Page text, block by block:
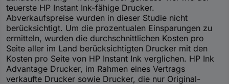
teuerste HP Instant Ink-fähige Drucker.
Abverkaufspreise wurden in dieser Studie nicht
berücksichtigt. Um die prozentualen Einsparungen zu
ermitteln, wurden die durchschnittlichen Kosten pro
Seite aller im Land berücksichtigten Drucker mit den
Kosten pro Seite von HP Instant Ink verglichen. HP Ink
Advantage Drucker, im Rahmen eines Vertrags
verkaufte Drucker sowie Drucker, die nur Original-